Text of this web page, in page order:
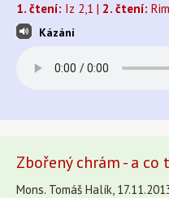
1. čtení: Iz 2,1 | 2. čtení:
Kázání
Zbořený chrám - a co
Mons. Tomáš Halík,